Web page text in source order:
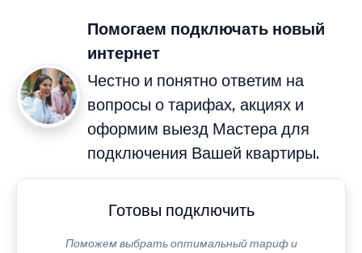
Помогаем подключать новый
интернет
Честно и понятно ответим на
вопросы о тарифах, акциях и
оформим выезд Мастера для
подключения Вашей квартиры.
Готовы подключить
Поможем выбрать оптимальный тариф и